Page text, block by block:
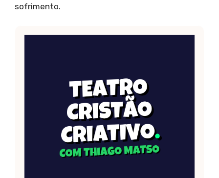
sofrimento.